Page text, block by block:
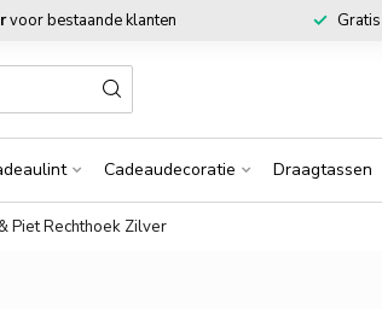
voor bestaande klanten Gratis
Cadeaudecoratie Draagtassen
Piet Rechthoek Zilver